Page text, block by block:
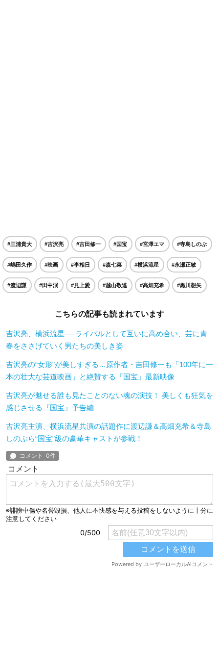
#三浦貴大 #吉沢亮 #吉田修一 #国宝 #宮澤エマ #寺島しのぶ
#嶋田久作 #映画 #李相日 #森七菜 #横浜流星 #永瀬正敏
#渡辺謙 #田中泯 #見上愛 #越山敬達 #高畑充希 #黒川想矢
こちらの記事も読まれています
吉沢亮、横浜流星──ライバルとして互いに高め合い、芸に青
春をささげていく男たちの美しき姿
吉沢亮の“女形”が美しすぎる…原作者・吉田修一も「100年に一
本の壮大な芸道映画」と絶賛する『国宝』最新映像
吉沢亮が魅せる誰も見たことのない魂の演技！ 美しくも狂気を
感じさせる『国宝』予告編
吉沢亮主演、横浜流星共演の話題作に渡辺謙＆高畑充希＆寺島
しのぶら“国宝”級の豪華キャストが参戦！